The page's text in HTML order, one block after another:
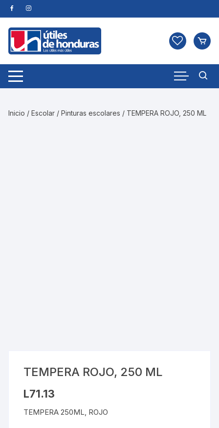
Skip
to
content
Inicio /Escolar /Pinturas escolares / TEMPERA ROJO, 250 ML
TEMPERA ROJO, 250 ML
L71.13
TEMPERA 250ML, ROJO